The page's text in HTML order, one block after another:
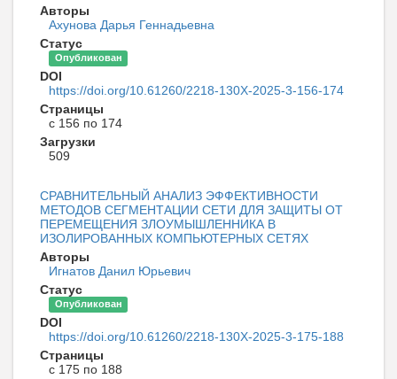
Авторы
Ахунова Дарья Геннадьевна
Статус
Опубликован
DOI
https://doi.org/10.61260/2218-130X-2025-3-156-174
Страницы
с 156 по 174
Загрузки
509
СРАВНИТЕЛЬНЫЙ АНАЛИЗ ЭФФЕКТИВНОСТИ
МЕТОДОВ СЕГМЕНТАЦИИ СЕТИ ДЛЯ ЗАЩИТЫ ОТ
ПЕРЕМЕЩЕНИЯ ЗЛОУМЫШЛЕННИКА В
ИЗОЛИРОВАННЫХ КОМПЬЮТЕРНЫХ СЕТЯХ
Авторы
Игнатов Данил Юрьевич
Статус
Опубликован
DOI
https://doi.org/10.61260/2218-130X-2025-3-175-188
Страницы
с 175 по 188